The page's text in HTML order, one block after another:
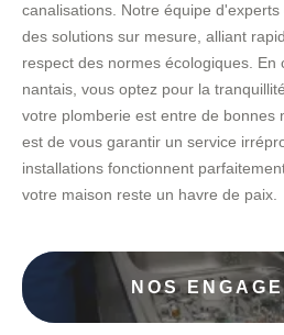
canalisations. Notre équipe
des solutions sur mesure, alliant
respect des normes écologiques. En
nantais, vous optez pour la
votre plomberie est entre de bonnes
est de vous garantir un service
installations fonctionnent
votre maison reste un havre de paix.
NOS